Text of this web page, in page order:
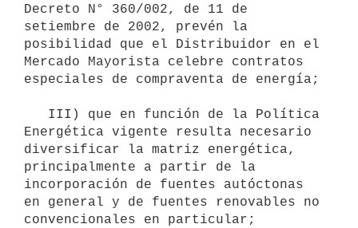
Decreto N° 360/002, de 11 de
setiembre de 2002, prevén la
posibilidad que el Distribuidor en el
Mercado Mayorista celebre contratos
especiales de compraventa de energía;
Energética vigente resulta necesario
diversificar la matriz energética,
principalmente a partir de la
incorporación de fuentes autóctonas
en general y de fuentes renovables no
convencionales en particular;